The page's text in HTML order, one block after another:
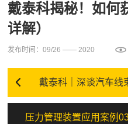
戴泰科揭秘！如何
详解）
发布时间：09/26 —— 2020
戴泰科｜深谈汽车线
压力管理装置应用案例